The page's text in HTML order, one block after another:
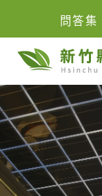
問答集